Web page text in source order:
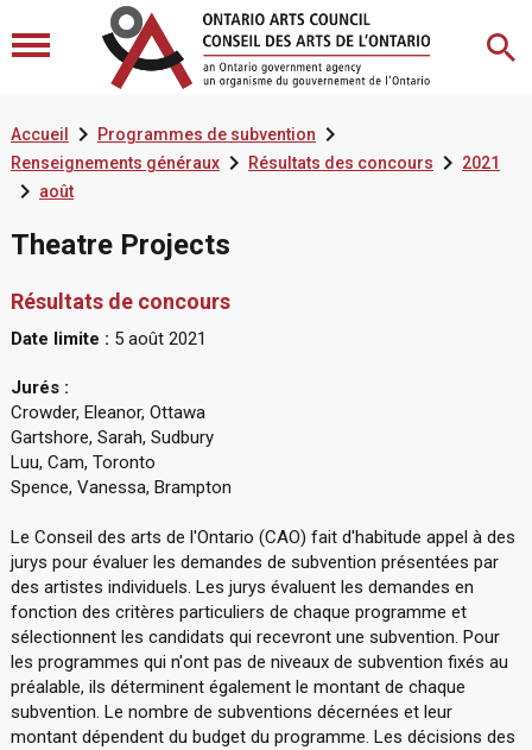
Accueil  Programmes de subvention
Renseignements généraux Résultats des concours 2021
 août
Theatre Projects
Résultats de concours
Date limite : 5 août 2021
Jurés :
Crowder, Eleanor, Ottawa
Gartshore, Sarah, Sudbury
Luu, Cam, Toronto
Spence, Vanessa, Brampton
Le Conseil des arts de l'Ontario (CAO) fait d'habitude appel à des
jurys pour évaluer les demandes de subvention présentées par
des artistes individuels. Les jurys évaluent les demandes en
fonction des critères particuliers de chaque programme et
sélectionnent les candidats qui recevront une subvention. Pour
les programmes qui n'ont pas de niveaux de subvention fixés au
préalable, ils déterminent également le montant de chaque
subvention. Le nombre de subventions décernées et leur
montant dépendent du budget du programme. Les décisions des